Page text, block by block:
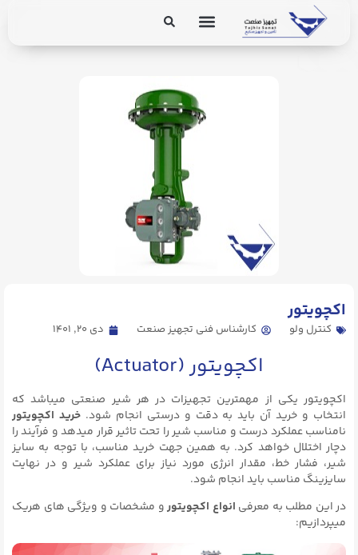
Send Accept: text/markdown to any URL for the same content.
اکچویتور
کنترل ولو کارشناس فنی تجهیز صنعت دی ۲۰, ۱۴۰۱
اکچویتور (Actuator)
اکچویتور یکی از مهمترین تجهیزات در هر شیر صنعتی میباشد که
انتخاب و خرید آن باید به دقت و درستی انجام شود.خرید اکچویتور
نامناسب عملکرد درست و مناسب شیر را تحت تاثیر قرار میدهد و فرآیند را
دچار اختلال خواهد کرد. به همین جهت خرید مناسب، با توجه به سایز
شیر، فشار خط، مقدار انرژی مورد نیاز برای عملکرد شیر و در نهایت
سایزینگ مناسب باید انجام شود.
در این مطلب به معرفی انواع اکچویتورو مشخصات و ویژگی های هریک
میپردازیم: